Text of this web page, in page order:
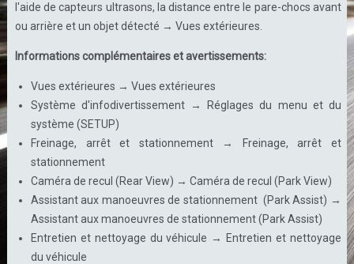
l'aide de capteurs ultrasons, la distance entre le pare-chocs avant
ou arrière et un objet détecté → Vues extérieures.
Informations complémentaires et avertissements:
Vues extérieures → Vues extérieures
Système d'infodivertissement → Réglages du menu et du
système (SETUP)
Freinage, arrêt et stationnement → Freinage, arrêt et
stationnement
Caméra de recul (Rear View) → Caméra de recul (Park View)
Assistant aux manoeuvres de stationnement (Park Assist) →
Assistant aux manoeuvres de stationnement (Park Assist)
Entretien et nettoyage du véhicule → Entretien et nettoyage
du véhicule